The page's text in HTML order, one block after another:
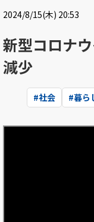
2024/8/15(木) 20:53
新型コロナ
減少
#社会 #暮ら